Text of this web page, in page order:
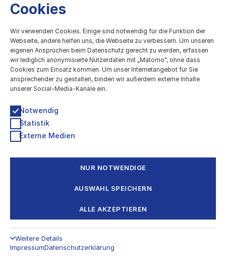
kulturBdigital
Digitale Entwicklung des Kulturbereichs
Technologiestiftung Berlin
Grunewaldstr. 61-62, 10825 Berlin
kultur@ts.berlin
Newsletter & Info-Verteiler
Impressum
Datenschutzerklärung
Eine Kooperation von
Cookies
Wir verwenden Cookies. Einige sind notwendig für die Funktion der
Webseite, andere helfen uns, die Webseite zu verbessern. Um unseren
eigenen Ansprüchen beim Datenschutz gerecht zu werden, erfassen
wir lediglich anonymisierte Nutzerdaten mit „Matomo", ohne dass
Cookies zum Einsatz kommen. Um unser Internetangebot für Sie
ansprechender zu gestalten, binden wir außerdem externe Inhalte
unserer Social-Media-Kanäle ein.
Notwendig
Statistik
Externe Medien
NUR NOTWENDIGE
AUSWAHL SPEICHERN
ALLE AKZEPTIEREN
Weitere Details
ImpressumDatenschutzerklärung